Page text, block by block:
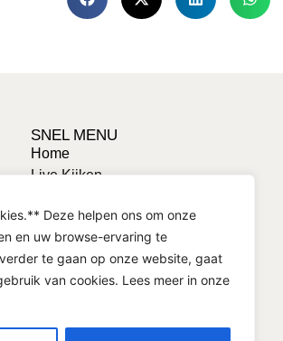
Deze helpen ons om onze
en uw browse-ervaring te
te gaan op onze website, gaat
van cookies. Lees meer in onze
SNEL MENU
Home
Live Kijken
Vriendje voor een tientje
Club van 1000
Contact